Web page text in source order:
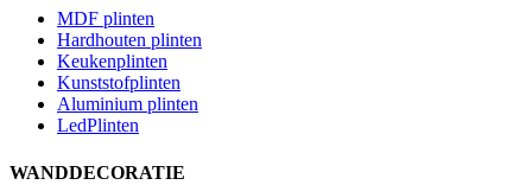
MDF plinten
Hardhouten plinten
Keukenplinten
Kunststofplinten
Aluminium plinten
LedPlinten
WANDDECORATIE